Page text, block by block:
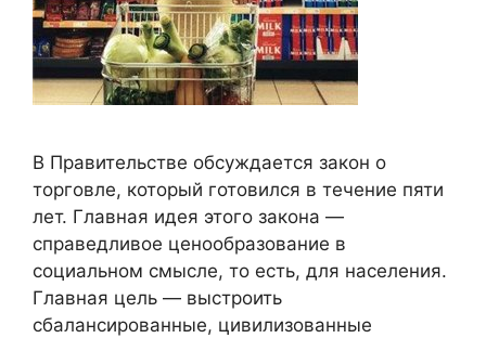
В Правительстве обсуждается закон о
торговле, который готовился в течение пяти
лет. Главная идея этого закона —
справедливое ценообразование в
социальном смысле, то есть, для населения.
Главная цель — выстроить
сбалансированные, цивилизованные